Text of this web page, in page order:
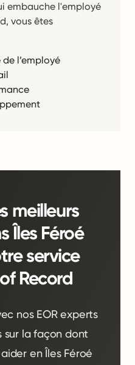
embauche l'employé
vous êtes
l’employé
meilleurs
Îles Féroé
service
Record
nos EOR experts
sur la façon dont
en Îles Féroé